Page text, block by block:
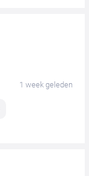
1 week geleden